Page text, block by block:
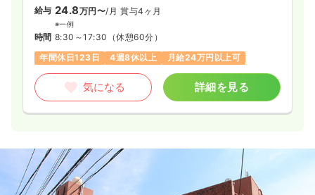
給与 24.8万円〜/月 賞与4ヶ月
※一例
時間 8:30～17:30 （休憩60分）
年間休日123日
4週8休以上 月給24万円以上可
気になる 詳細を見る